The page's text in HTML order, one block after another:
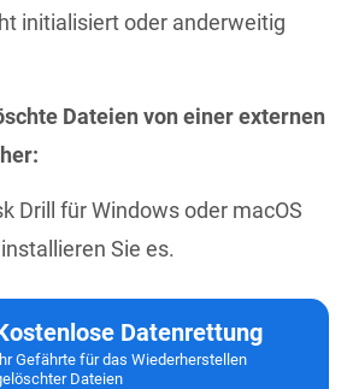
initialisiert oder anderweitig
Dateien von einer externen
Drill für Windows oder macOS
Sie es.
Datenrettung
Gefährte für das Wiederherstellen
Dateien